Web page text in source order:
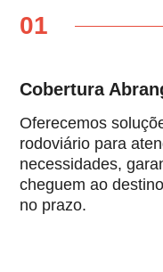
01
Cobertura
Oferecemos
rodoviário para
necessidades,
cheguem ao
no prazo.